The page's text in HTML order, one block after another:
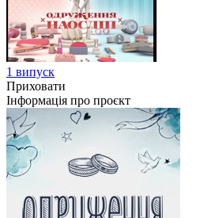
1 випуск
Приховати
Інформація про проєкт